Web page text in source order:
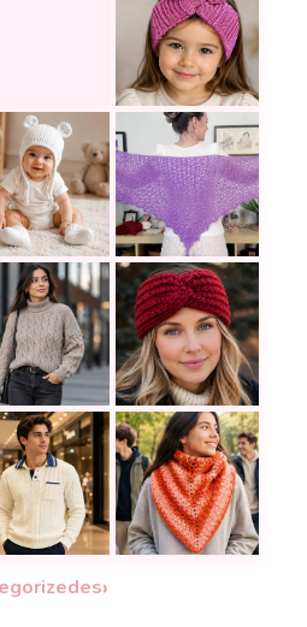
es pequeño, adorable y
cárdigan rosa a crochet
Diadema tejida a
principiantes: diseño
tejida de osito para bebé a
Este Chal
ideal: Tutorial fácil para
en puntos trenzados: una
Una diadema a
perfecto para quienes
masculino tejido a
›